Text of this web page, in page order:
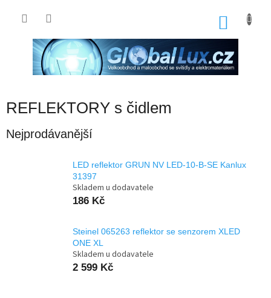
REFLEKTORY s čidlem
Nejprodávanější
LED reflektor GRUN NV LED-10-B-SE Kanlux
31397
Skladem u dodavatele
186 Kč
Steinel 065263 reflektor se senzorem XLED
ONE XL
Skladem u dodavatele
2 599 Kč